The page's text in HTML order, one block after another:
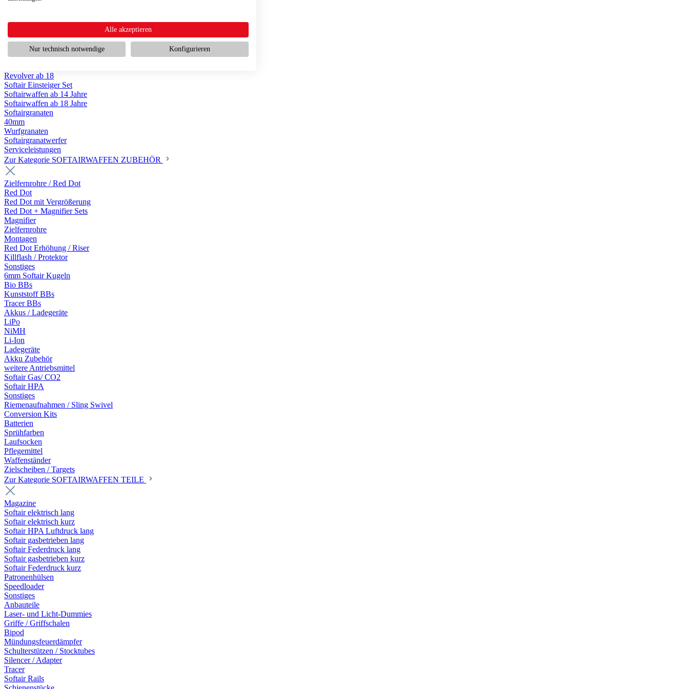
Scharfschützengewehr ab 18
Softair Pistolen
Softair Pistolen elektrisch ab 14
Softair Pistolen Federdruck ab 14
Softair Pistolen HPA Luftdruck ab 18
Revolver ab 18
Softair Einsteiger Set
Softairwaffen ab 14 Jahre
Softairwaffen ab 18 Jahre
Softairgranaten
40mm
Wurfgranaten
Softairgranatwerfer
Serviceleistungen
Zur Kategorie SOFTAIRWAFFEN ZUBEHÖR
Zielfernrohre / Red Dot
Red Dot
Red Dot mit Vergrößerung
Red Dot + Magnifier Sets
Magnifier
Zielfernrohre
Montagen
Red Dot Erhöhung / Riser
Killflash / Protektor
Sonstiges
6mm Softair Kugeln
Bio BBs
Kunststoff BBs
Tracer BBs
Akkus / Ladegeräte
LiPo
NiMH
Li-Ion
Ladegeräte
Akku Zubehör
weitere Antriebsmittel
Softair Gas/ CO2
Softair HPA
Sonstiges
Riemenaufnahmen / Sling Swivel
Conversion Kits
Batterien
Sprühfarben
Laufsocken
Pflegemittel
Waffenständer
Zielscheiben / Targets
Zur Kategorie SOFTAIRWAFFEN TEILE
Magazine
Softair elektrisch lang
Softair elektrisch kurz
Softair HPA Luftdruck lang
Softair gasbetrieben lang
Softair Federdruck lang
Softair gasbetrieben kurz
Softair Federdruck kurz
Patronenhülsen
Speedloader
Sonstiges
Anbauteile
Laser- und Licht-Dummies
Griffe / Griffschalen
Bipod
Mündungsfeuerdämpfer
Schulterstützen / Stocktubes
Silencer / Adapter
Tracer
Softair Rails
Alle akzeptieren
Nur technisch notwendige Konfigurieren